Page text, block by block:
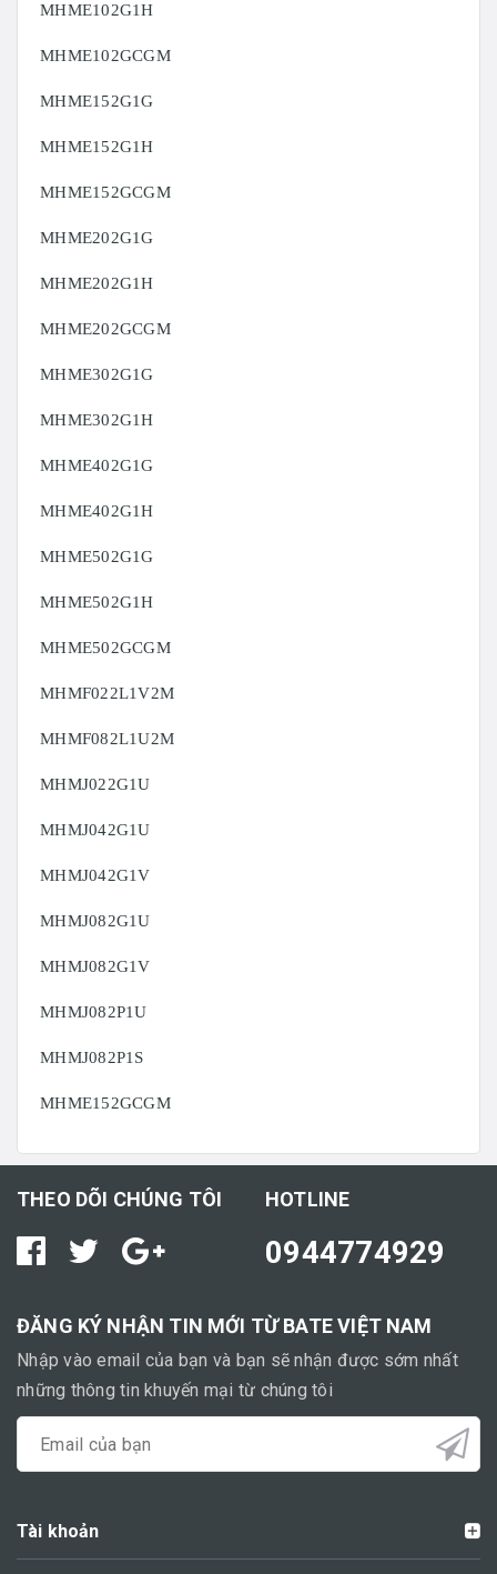
MHME102G1H
MHME102GCGM
MHME152G1G
MHME152G1H
MHME152GCGM
MHME202G1G
MHME202G1H
MHME202GCGM
MHME302G1G
MHME302G1H
MHME402G1G
MHME402G1H
MHME502G1G
MHME502G1H
MHME502GCGM
MHMF022L1V2M
MHMF082L1U2M
MHMJ022G1U
MHMJ042G1U
MHMJ042G1V
MHMJ082G1U
MHMJ082G1V
MHMJ082P1U
MHMJ082P1S
MHME152GCGM
THEO DÕI CHÚNG TÔI HOTLINE
0944774929
ĐĂNG KÝ NHẬN TIN MỚI TỪ BATE VIỆT NAM
Nhập vào email của bạn và bạn sẽ nhận được sớm nhất
những thông tin khuyến mại từ chúng tôi
Tài khoản